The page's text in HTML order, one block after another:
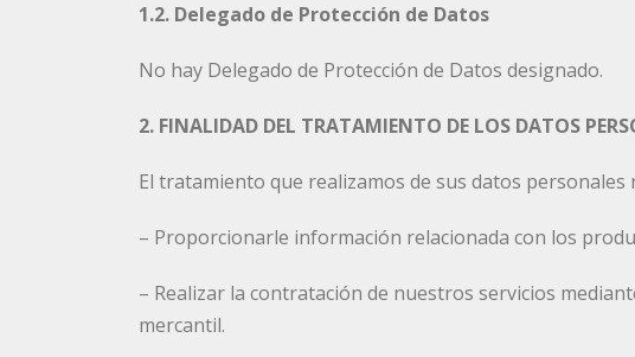
1.2. Delegado de Protección de Datos
No hay Delegado de Protección de Datos designado.
2. FINALIDAD DEL TRATAMIENTO DE LOS DATOS
El tratamiento que realizamos de sus datos
– Proporcionarle información relacionada con los
– Realizar la contratación de nuestros servicios
mercantil.